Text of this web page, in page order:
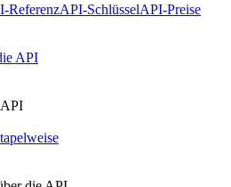
ReferenzAPI-SchlüsselAPI-Preise
API
API